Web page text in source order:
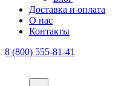
Доставка и оплата
О нас
Контакты
8 (800) 555-81-41